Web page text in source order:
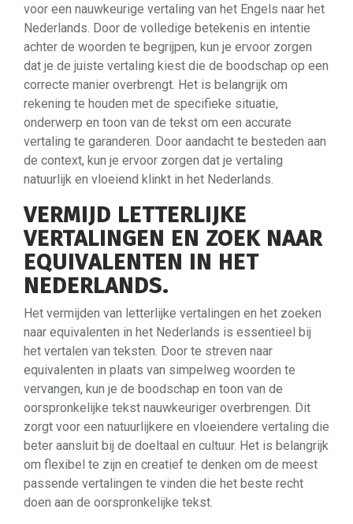
voor een nauwkeurige vertaling van het Engels naar het
Nederlands. Door de volledige betekenis en intentie
achter de woorden te begrijpen, kun je ervoor zorgen
dat je de juiste vertaling kiest die de boodschap op een
correcte manier overbrengt. Het is belangrijk om
rekening te houden met de specifieke situatie,
onderwerp en toon van de tekst om een accurate
vertaling te garanderen. Door aandacht te besteden aan
de context, kun je ervoor zorgen dat je vertaling
natuurlijk en vloeiend klinkt in het Nederlands.
VERMIJD LETTERLIJKE
VERTALINGEN EN ZOEK NAAR
EQUIVALENTEN IN HET
NEDERLANDS.
Het vermijden van letterlijke vertalingen en het zoeken
naar equivalenten in het Nederlands is essentieel bij
het vertalen van teksten. Door te streven naar
equivalenten in plaats van simpelweg woorden te
vervangen, kun je de boodschap en toon van de
oorspronkelijke tekst nauwkeuriger overbrengen. Dit
zorgt voor een natuurlijkere en vloeiendere vertaling die
beter aansluit bij de doeltaal en cultuur. Het is belangrijk
om flexibel te zijn en creatief te denken om de meest
passende vertalingen te vinden die het beste recht
doen aan de oorspronkelijke tekst.